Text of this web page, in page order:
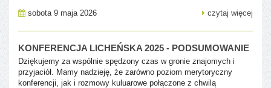
sobota 9 maja 2026
czytaj więcej
KONFERENCJA LICHEŃSKA 2025 - PODSUMOWANIE
Dziękujemy za wspólnie spędzony czas w gronie znajomych i
przyjaciół. Mamy nadzieję, że zarówno poziom merytoryczny
konferencji, jak i rozmowy kuluarowe połączone z chwilą